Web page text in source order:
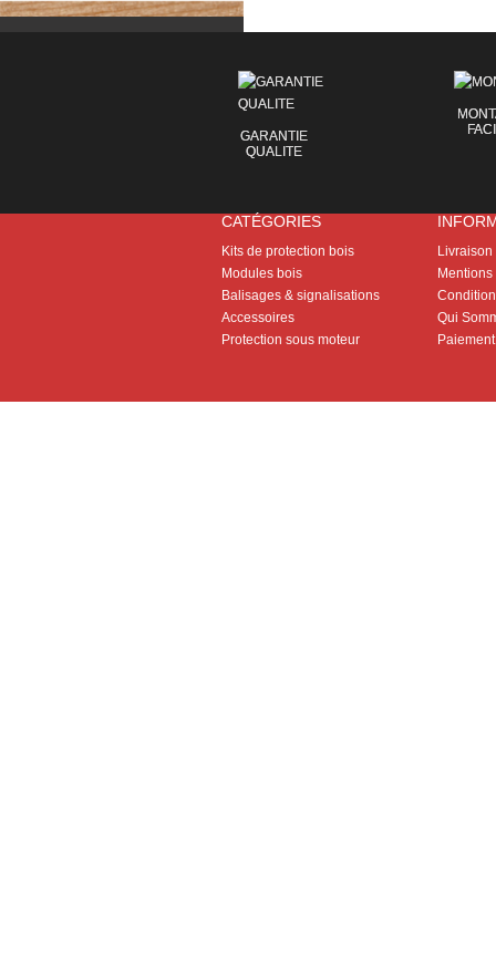
GARANTIE
QUALITE
CATÉGORIES
Kits de protection bois
Modules bois
Balisages & signalisations
Accessoires
Protection sous moteur
Livraison
Qui